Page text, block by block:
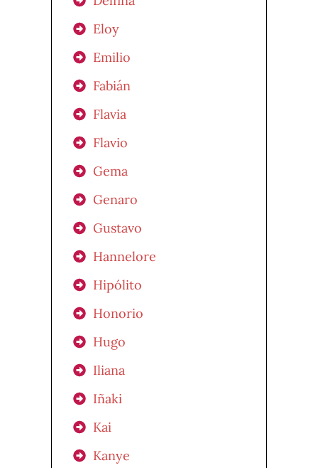
Eloy
Emilio
Fabián
Flavia
Flavio
Gema
Genaro
Gustavo
Hannelore
Hipólito
Honorio
Hugo
Iliana
Iñaki
Kai
Kanye